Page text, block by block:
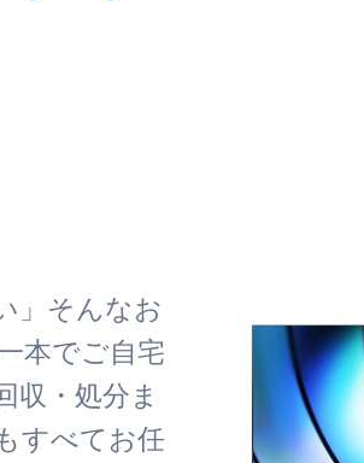
」そんなお
本でご自宅
収・処分ま
すべてお任